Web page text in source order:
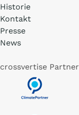
Historie
Kontakt
Presse
News
crossvertise Partner